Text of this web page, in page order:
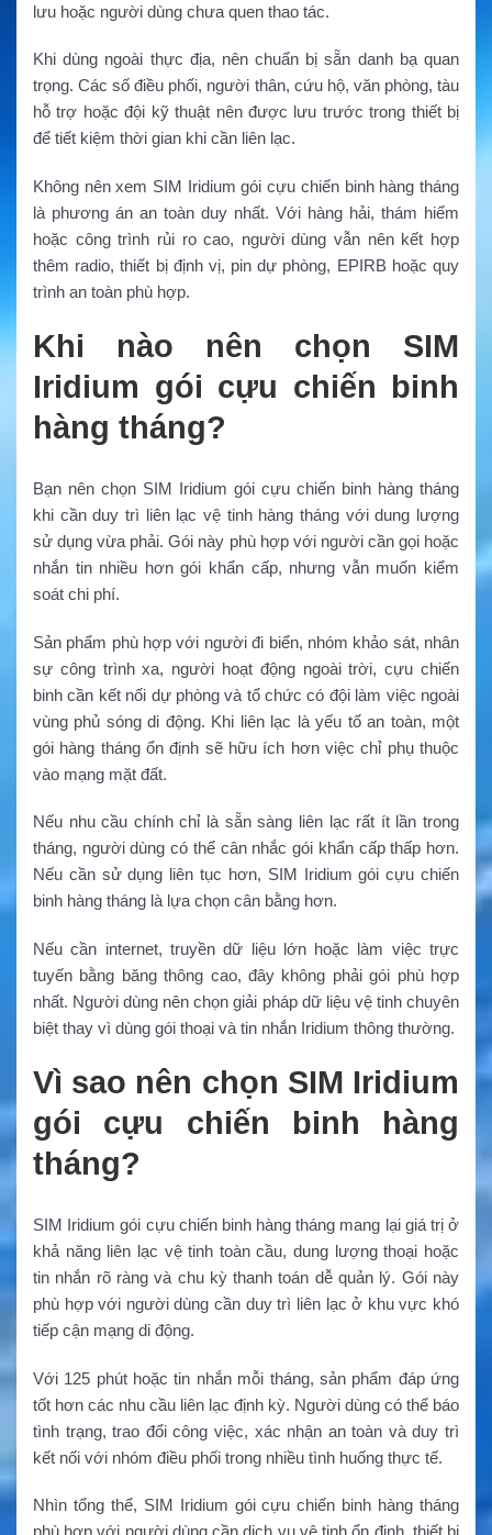
lưu hoặc người dùng chưa quen thao tác.
Khi dùng ngoài thực địa, nên chuẩn bị sẵn danh bạ quan
trọng. Các số điều phối, người thân, cứu hộ, văn phòng, tàu
hỗ trợ hoặc đội kỹ thuật nên được lưu trước trong thiết bị
để tiết kiệm thời gian khi cần liên lạc.
Không nên xem SIM Iridium gói cựu chiến binh hàng tháng
là phương án an toàn duy nhất. Với hàng hải, thám hiểm
hoặc công trình rủi ro cao, người dùng vẫn nên kết hợp
thêm radio, thiết bị định vị, pin dự phòng, EPIRB hoặc quy
trình an toàn phù hợp.
Khi nào nên chọn SIM
Iridium gói cựu chiến binh
hàng tháng?
Bạn nên chọn SIM Iridium gói cựu chiến binh hàng tháng
khi cần duy trì liên lạc vệ tinh hàng tháng với dung lượng
sử dụng vừa phải. Gói này phù hợp với người cần gọi hoặc
nhắn tin nhiều hơn gói khẩn cấp, nhưng vẫn muốn kiểm
soát chi phí.
Sản phẩm phù hợp với người đi biển, nhóm khảo sát, nhân
sự công trình xa, người hoạt động ngoài trời, cựu chiến
binh cần kết nối dự phòng và tổ chức có đội làm việc ngoài
vùng phủ sóng di động. Khi liên lạc là yếu tố an toàn, một
gói hàng tháng ổn định sẽ hữu ích hơn việc chỉ phụ thuộc
vào mạng mặt đất.
Nếu nhu cầu chính chỉ là sẵn sàng liên lạc rất ít lần trong
tháng, người dùng có thể cân nhắc gói khẩn cấp thấp hơn.
Nếu cần sử dụng liên tục hơn, SIM Iridium gói cựu chiến
binh hàng tháng là lựa chọn cân bằng hơn.
Nếu cần internet, truyền dữ liệu lớn hoặc làm việc trực
tuyến bằng băng thông cao, đây không phải gói phù hợp
nhất. Người dùng nên chọn giải pháp dữ liệu vệ tinh chuyên
biệt thay vì dùng gói thoại và tin nhắn Iridium thông thường.
Vì sao nên chọn SIM Iridium
gói cựu chiến binh hàng
tháng?
SIM Iridium gói cựu chiến binh hàng tháng mang lại giá trị ở
khả năng liên lạc vệ tinh toàn cầu, dung lượng thoại hoặc
tin nhắn rõ ràng và chu kỳ thanh toán dễ quản lý. Gói này
phù hợp với người dùng cần duy trì liên lạc ở khu vực khó
tiếp cận mạng di động.
Với 125 phút hoặc tin nhắn mỗi tháng, sản phẩm đáp ứng
tốt hơn các nhu cầu liên lạc định kỳ. Người dùng có thể báo
tình trạng, trao đổi công việc, xác nhận an toàn và duy trì
kết nối với nhóm điều phối trong nhiều tình huống thực tế.
Nhìn tổng thể, SIM Iridium gói cựu chiến binh hàng tháng
phù hợp với người dùng cần dịch vụ vệ tinh ổn định, thiết bị